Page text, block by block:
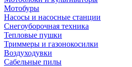
Мотобуры
Насосы и насосные станции
Снегоуборочная техника
Тепловые пушки
Триммеры и газонокосилки
Воздуходувки
Сабельные пилы